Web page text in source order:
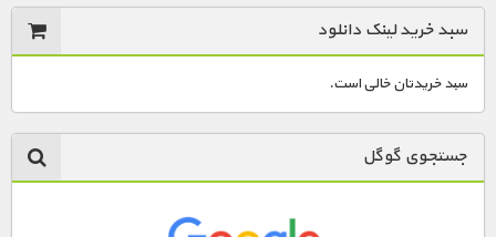
سبد خرید لینک دانلود
سبد خریدتان خالی است.
جستجوی گوگل